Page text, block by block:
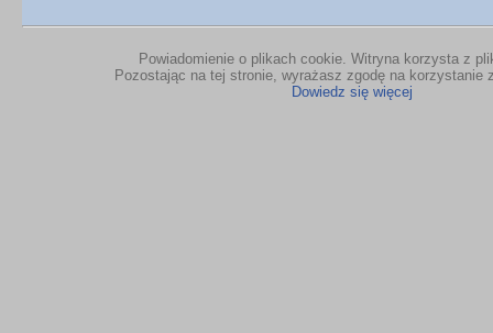
Powiadomienie o plikach cookie. Witryna korzysta z
Pozostając na tej stronie, wyrażasz zgodę na korzystanie
Dowiedz się więcej